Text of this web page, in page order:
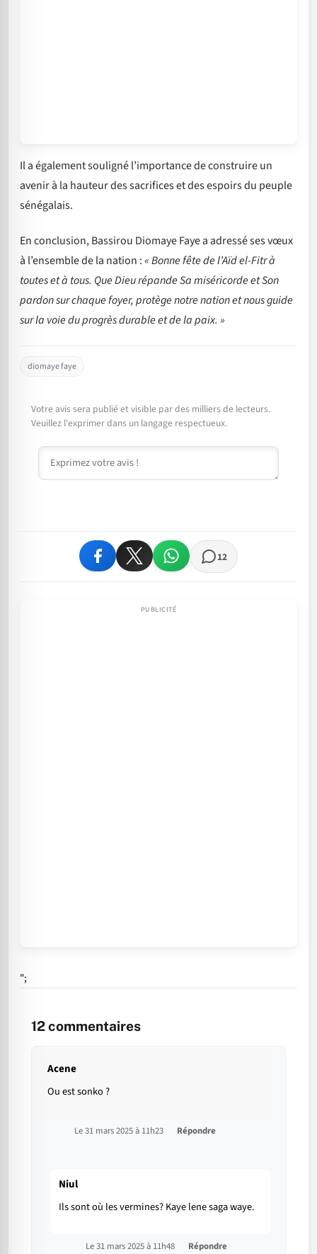
Il a également souligné l’importance de construire un
avenir à la hauteur des sacrifices et des espoirs du peuple
sénégalais.
En conclusion, Bassirou Diomaye Faye a adressé ses vœux
à l’ensemble de la nation :« Bonne fête de l’Aïd el-Fitr à
toutes et à tous. Que Dieu répande Sa miséricorde et Son
pardon sur chaque foyer, protège notre nation et nous guide
sur la voie du progrès durable et de la paix. »
diomaye faye
Votre avis sera publié et visible par des milliers de lecteurs.
Veuillez l'exprimer dans un langage respectueux.
Commentaire
12
";
12commentaires
Acene
Ou est sonko ?
Le 31 mars 2025 à 11h23 Répondre
Niul
Ils sont où les vermines? Kaye lene saga waye.
Le 31 mars 2025 à 11h48 Répondre